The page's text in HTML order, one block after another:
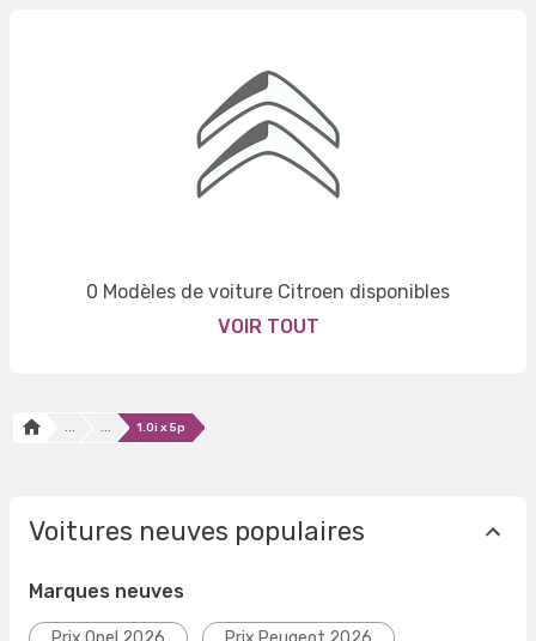
0 Modèles de voiture Citroen disponibles
VOIR TOUT
... ... 1.0i x 5p
Voitures neuves populaires
Marques neuves